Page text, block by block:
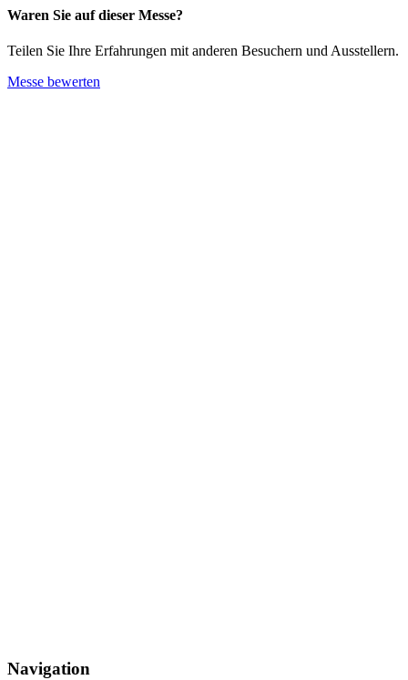
Waren Sie auf dieser Messe?
Teilen Sie Ihre Erfahrungen mit anderen Besuchern und Ausstellern.
Messe bewerten
Navigation